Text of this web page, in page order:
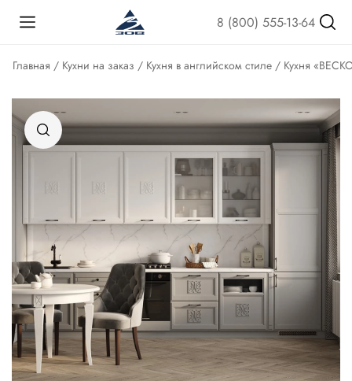
8 (800) 555-13-64
Главная / Кухни на заказ / Кухня в английском стиле / Кухня